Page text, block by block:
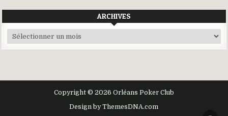
ARCHIVES
Archives
Copyright © 2026 Orléans Poker Club
Design by ThemesDNA.com